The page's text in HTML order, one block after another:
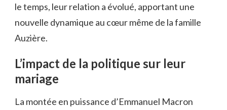
le temps, leur relation a évolué, apportant une
nouvelle dynamique au cœur même de la famille
Auzière.
L’impact de la politique sur leur
mariage
La montée en puissance d’Emmanuel Macron